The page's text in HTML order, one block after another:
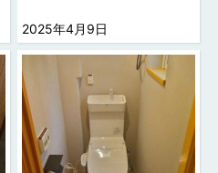
2025年4月9日